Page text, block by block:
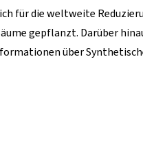
für die weltweite
gepflanzt. Darüber
über